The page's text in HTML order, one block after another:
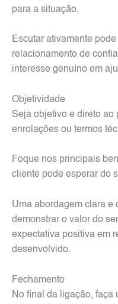
para a situação.
Escutar ativamente
relacionamento de
interesse genuíno em
Objetividade
Seja objetivo e direto ao
enrolações ou termos
Foque nos principais
cliente pode esperar do
Uma abordagem clara e
demonstrar o valor do
expectativa positiva em
desenvolvido.
Fechamento
No final da ligação, faça